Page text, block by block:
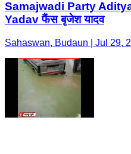
Samajwadi Party
Yadav फैंस बृजेश यादव
Sahaswan, Budaun | Jul 29,